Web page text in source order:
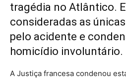
tragédia no Atlântico.
consideradas as
pelo acidente e
homicídio involuntário.
A Justiça francesa condenou